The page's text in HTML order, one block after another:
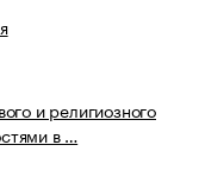
и религиозного
в …